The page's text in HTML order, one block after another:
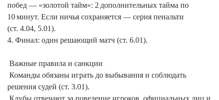
побед — «золотой тайм»: 2 дополнительных тайма по
10 минут. Если ничья сохраняется — серия пенальти
(ст. 4.04, 5.01).
4. Финал: один решающий матч (ст. 6.01).
решения судей (ст. 3.01).